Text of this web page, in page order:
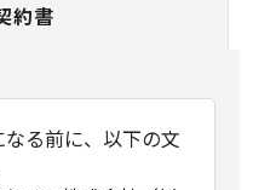
約書
る前に、以下の文